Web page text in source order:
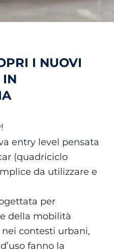
I NUOVI
IN
entry level pensata
(quadriciclo
da utilizzare e
per
della mobilità
contesti urbani,
fanno la